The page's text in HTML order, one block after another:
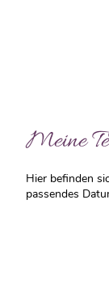
Meine
Hier befinden
passendes